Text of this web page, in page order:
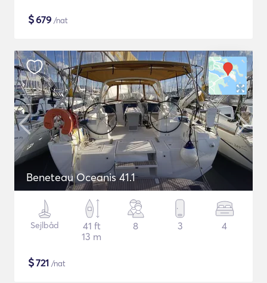
$679 /nat
Beneteau Oceanis 41.1
Sejlbåd
41 ft
13 m
8 3 4
$721 /nat